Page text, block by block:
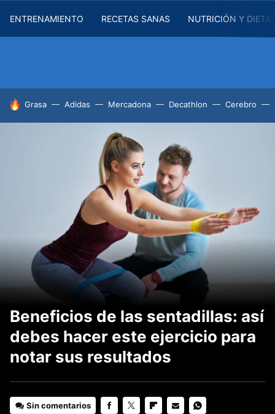
ENTRENAMIENTO RECETAS SANAS NUTRICIÓN Y
HOY SE HABLA DE
Grasa Adidas Mercadona Decathlon Cerebro
Beneficios de las sentadillas: así
debes hacer este ejercicio para
notar sus resultados
Sin comentarios